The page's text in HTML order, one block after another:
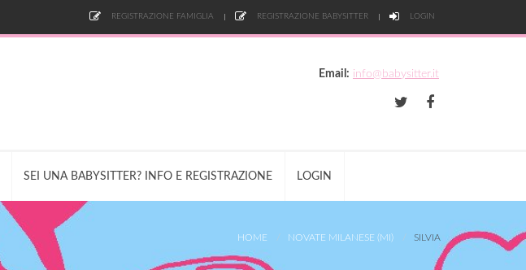
REGISTRAZIONE FAMIGLIA REGISTRAZIONE BABYSITTER LOGIN
Email: info@babysitter.it
SEI UNA BABYSITTER? INFO E REGISTRAZIONE LOGIN
HOME NOVATE MILANESE (MI) SILVIA